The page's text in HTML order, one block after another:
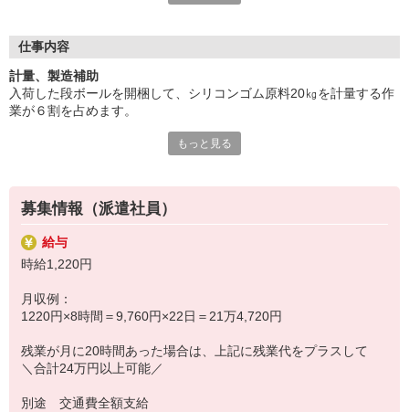
気になることやご質問はお問い合わせだけも大歓迎☆彡
仕事内容
計量、製造補助
入荷した段ボールを開梱して、シリコンゴム原料20㎏を計量する作
業が６割を占めます。
残りは３人で60㎏の加工済原料を板状に伸ばして畳んで、次工程へ
原料の保管やロット管理などの業務などです。
作業環境は、ゆるめのクリーンルーム内で、ネット帽子着用で作業
します。
もっと見る
募集情報（派遣社員）
給与
時給1,220円
月収例：
1220円×8時間＝9,760円×22日＝21万4,720円
残業が月に20時間あった場合は、上記に残業代をプラスして
＼合計24万円以上可能／
別途 交通費全額支給